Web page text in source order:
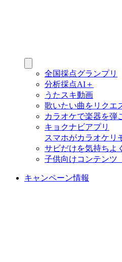
全国採点グランプリ
分析採点AI＋
うたスキ動画
歌いたい曲をリクエ
カラオケで楽器を弾
キョクナビアプリ
スマホがカラオケリ
サビだけを気持ちよ
子供向けコンテンツ
キャンペーン情報